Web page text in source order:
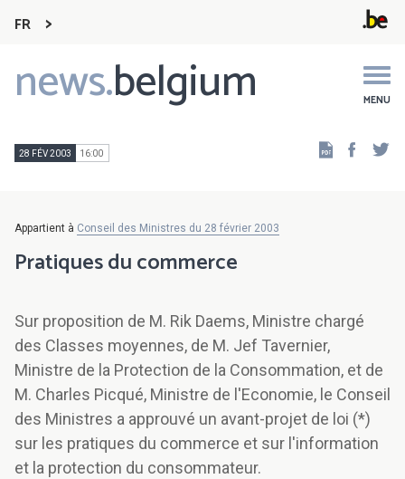
FR
news.belgium MENU
Main
navigation
28 FÉV 2003 16:00
Appartient à Conseil des Ministres du 28 février 2003
Pratiques du commerce
Sur proposition de M. Rik Daems, Ministre chargé
des Classes moyennes, de M. Jef Tavernier,
Ministre de la Protection de la Consommation, et de
M. Charles Picqué, Ministre de l'Economie, le Conseil
des Ministres a approuvé un avant-projet de loi (*)
sur les pratiques du commerce et sur l'information
et la protection du consommateur.